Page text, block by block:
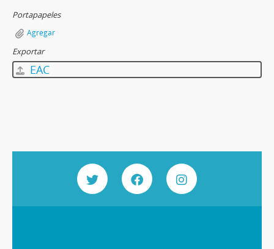
Portapapeles
Agregar
Exportar
EAC